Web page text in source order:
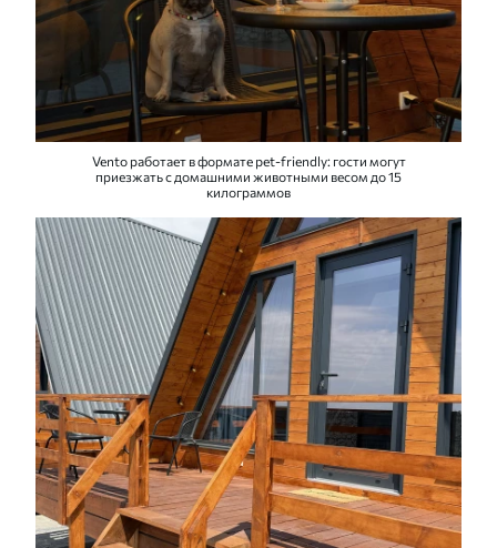
Vento работает в формате pet-friendly: гости могут
приезжать с домашними животными весом до 15
килограммов